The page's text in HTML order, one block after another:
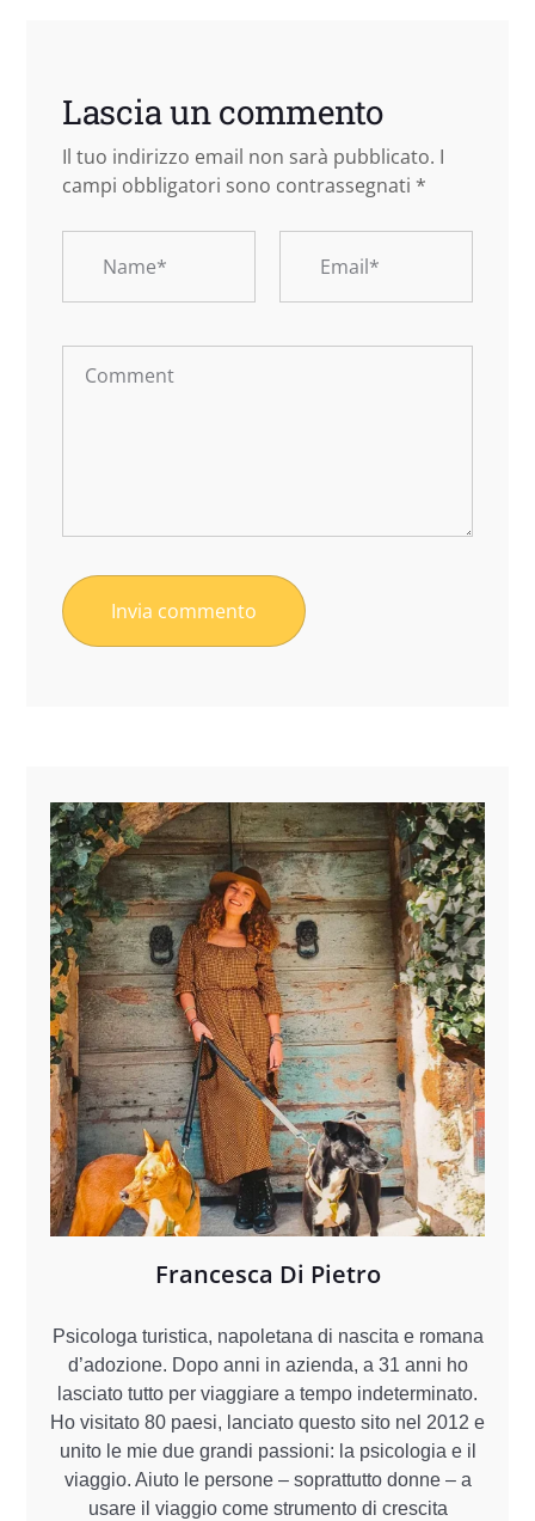
Lascia un commento
Il tuo indirizzo email non sarà pubblicato. I
campi obbligatori sono contrassegnati *
Francesca Di Pietro
Psicologa turistica, napoletana di nascita e romana
d’adozione. Dopo anni in azienda, a 31 anni ho
lasciato tutto per viaggiare a tempo indeterminato.
Ho visitato 80 paesi, lanciato questo sito nel 2012 e
unito le mie due grandi passioni: la psicologia e il
viaggio. Aiuto le persone – soprattutto donne – a
usare il viaggio come strumento di crescita